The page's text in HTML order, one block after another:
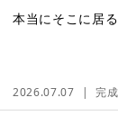
本当にそこに居
2026.07.07 完